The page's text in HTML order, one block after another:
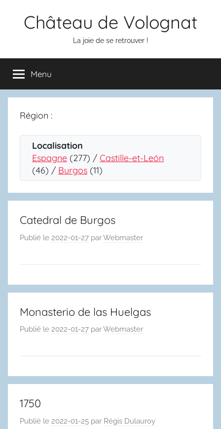
Château de Volognat
La joie de se retrouver !
Menu
Région :
Localisation
Espagne (277) / Castille-et-León
(46) / Burgos (11)
Catedral de Burgos
Publié le 2022-01-27 parWebmaster
Monasterio de las Huelgas
Publié le 2022-01-27 parWebmaster
1750
Publié le 2022-01-25 par Régis Dulauroy